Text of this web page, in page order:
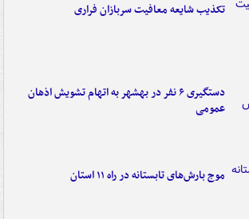
تکذیب شایعه معافیت سربازان فراری
دستگیری ۶ نفر در بهشهر به اتهام تشویش اذهان
عمومی
موج بارش‌های تابستانه در راه ۱۱ استان